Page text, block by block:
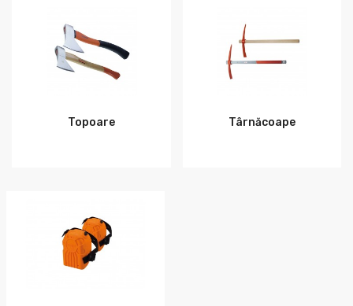
Topoare Târnăcoape